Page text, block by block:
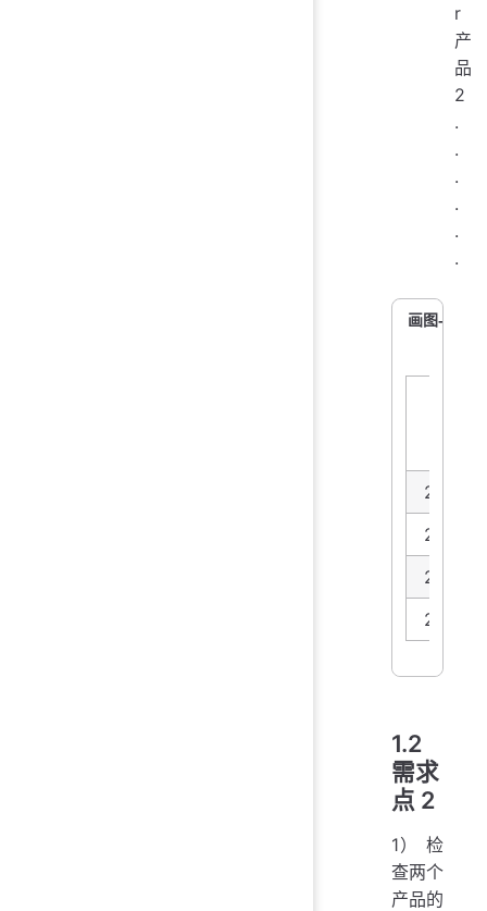
r
产
品
2
.
.
.
.
.
.
画图-产品1
2022/
2022/
2022/
2022/
1.2
需求
点 2
1） 检
查两个
产品的